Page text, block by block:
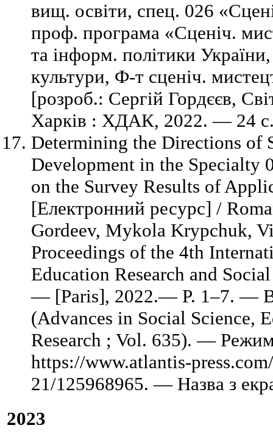
вищ. освіти, спец. 026
проф. програма «Сценіч.
та інформ. політики
культури, Ф-т сценіч.
[розроб.: Сергій Гордєєв,
Харків : ХДАК, 2022. — 24
Determining the Directions of
Development in the Specialty
on the Survey Results of
[Електронний ресурс] /
Gordeev, Mykola Krypchuk,
Proceedings of the 4th
Education Research and
— [Paris], 2022.— P. 1–7. —
(Advances in Social Science,
Research ; Vol. 635). —
https://www.atlantis-
21/125968965. — Назва з
2023